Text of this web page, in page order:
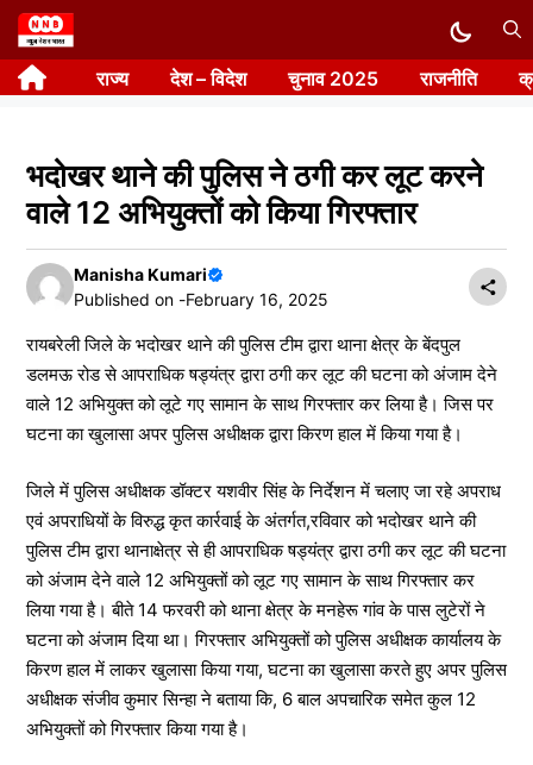
Skip
to
content राज्य देश – विदेश चुनाव 2025 राजनीति
भदोखर थाने की पुलिस ने ठगी कर लूट करने
वाले 12 अभियुक्तों को किया गिरफ्तार
Manisha Kumari
Published on -February 16, 2025
रायबरेली जिले के भदोखर थाने की पुलिस टीम द्वारा थाना क्षेत्र के बेंदपुल
डलमऊ रोड से आपराधिक षड्यंत्र द्वारा ठगी कर लूट की घटना को अंजाम देने
वाले 12 अभियुक्त को लूटे गए सामान के साथ गिरफ्तार कर लिया है। जिस पर
घटना का खुलासा अपर पुलिस अधीक्षक द्वारा किरण हाल में किया गया है।
जिले में पुलिस अधीक्षक डॉक्टर यशवीर सिंह के निर्देशन में चलाए जा रहे अपराध
एवं अपराधियों के विरुद्ध कृत कार्रवाई के अंतर्गत,रविवार को भदोखर थाने की
पुलिस टीम द्वारा थानाक्षेत्र से ही आपराधिक षड्यंत्र द्वारा ठगी कर लूट की घटना
को अंजाम देने वाले 12 अभियुक्तों को लूट गए सामान के साथ गिरफ्तार कर
लिया गया है। बीते 14 फरवरी को थाना क्षेत्र के मनहेरू गांव के पास लुटेरों ने
घटना को अंजाम दिया था। गिरफ्तार अभियुक्तों को पुलिस अधीक्षक कार्यालय के
किरण हाल में लाकर खुलासा किया गया, घटना का खुलासा करते हुए अपर पुलिस
अधीक्षक संजीव कुमार सिन्हा ने बताया कि, 6 बाल अपचारिक समेत कुल 12
अभियुक्तों को गिरफ्तार किया गया है।